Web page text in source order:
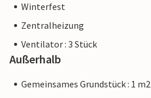
Winterfest
Zentralheizung
Ventilator : 3 Stück
Außerhalb
Gemeinsames Grundstück : 1 m2